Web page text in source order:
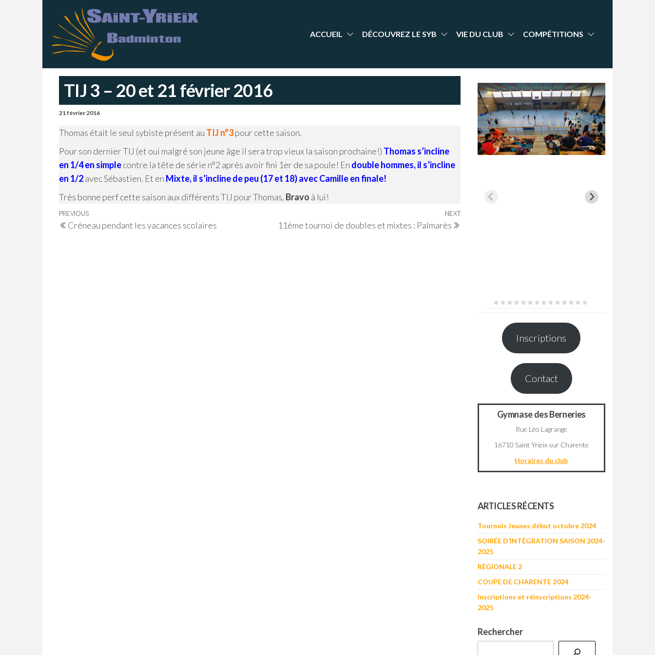
ACCUEIL DÉCOUVREZ LE SYB VIE DU CLUB COMPÉTITIONS
TIJ 3 – 20 et 21 février 2016
21 février 2016
Thomas était le seul sybiste présent au TIJ n°3pour cette saison.
Pour son dernier TIJ (et oui malgré son jeune âge il sera trop vieux la saison prochaine!) Thomas s’incline
en 1/4 en simplecontre la tête de série n°2 après avoir fini 1er de sa poule! En double hommes, il s’incline
en 1/2avec Sébastien. Et en Mixte, il s’incline de peu (17 et 18) avec Camille en finale!
Très bonne perf cette saison aux différents TIJ pour Thomas, Bravo à lui!
Navigation
de
Previous
Post
PREVIOUS
Créneau pendant les vacances scolaires
Next
NEXT
11ème tournoi de doubles et mixtes : Palmarès
Inscriptions
Contact
Gymnase des Berneries
Rue Léo Lagrange
16710 Saint Yrieix sur Charente
Horaires du club
+
ARTICLES RÉCENTS
Tournois Jeunes début octobre 2024
SOIRÉE D’INTÉGRATION SAISON 2024-
2025
RÉGIONALE 2
COUPE DE CHARENTE 2024
Inscriptions et réinscriptions 2024-
2025
Rechercher